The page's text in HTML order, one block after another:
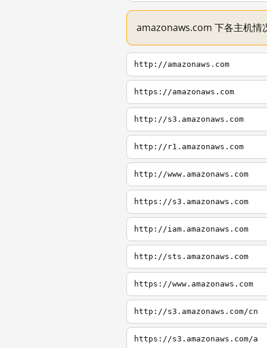
amazonaws.com 下各主机情
http://amazonaws.com
https://amazonaws.com
http://s3.amazonaws.com
http://r1.amazonaws.com
http://www.amazonaws.com
https://s3.amazonaws.com
http://iam.amazonaws.com
http://sts.amazonaws.com
https://www.amazonaws.com
http://s3.amazonaws.com/cn
https://s3.amazonaws.com/a